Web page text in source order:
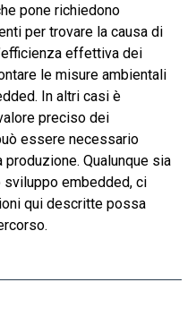
pone richiedono
per trovare la causa di
effettiva dei
le misure ambientali
In altri casi è
preciso dei
essere necessario
Qualunque sia
embedded, ci
qui descritte possa